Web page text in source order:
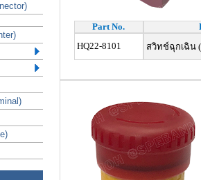
Part No.
HQ22-8101
สวิทช์ฉุกเฉิน